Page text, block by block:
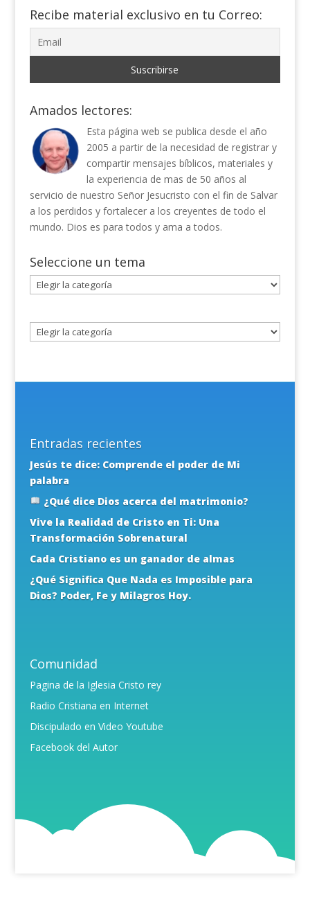
Recibe material exclusivo en tu Correo:
Amados lectores:
Esta página web se publica desde el año
2005 a partir de la necesidad de registrar y
compartir mensajes bíblicos, materiales y
la experiencia de mas de 50 años al
servicio de nuestro Señor Jesucristo con el fin de Salvar
a los perdidos y fortalecer a los creyentes de todo el
mundo. Dios es para todos y ama a todos.
Seleccione un tema
Seleccione
un
Entradas recientes
Jesús te dice: Comprende el poder de Mi
palabra
¿Qué dice Dios acerca del matrimonio?
Vive la Realidad de Cristo en Ti: Una
Transformación Sobrenatural
Cada Cristiano es un ganador de almas
¿Qué Significa Que Nada es Imposible para
Dios? Poder, Fe y Milagros Hoy.
Comunidad
Pagina de la Iglesia Cristo rey
Radio Cristiana en Internet
Discipulado en Video Youtube
Facebook del Autor